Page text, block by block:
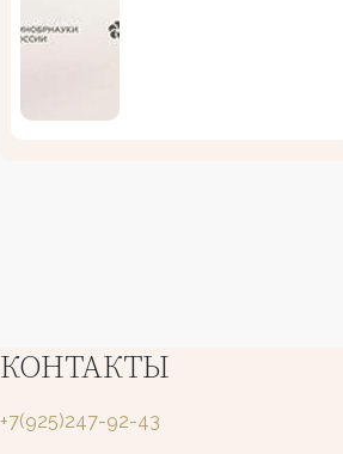
КОНТАКТЫ
+7(925)247-92-43